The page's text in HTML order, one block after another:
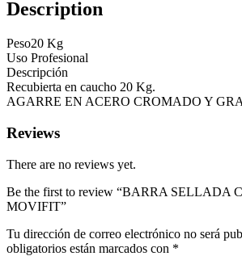
Description
Peso20 Kg
Uso Profesional
Descripción
Recubierta en caucho 20 Kg.
AGARRE EN ACERO CROMADO Y
Reviews
There are no reviews yet.
Be the first to review “BARRA SELLADA
MOVIFIT”
Tu dirección de correo electrónico no será
obligatorios están marcados con *